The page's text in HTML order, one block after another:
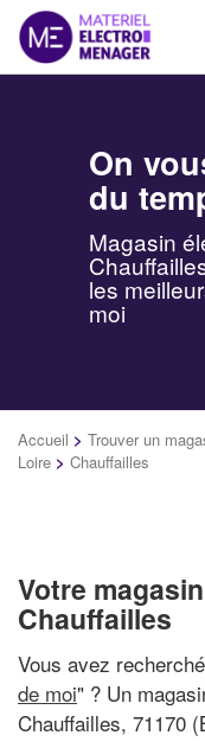
On
du
Magasin
les
moi
Accueil > Trouver un
Loire > Chauffailles
Votre
Chauffailles
Vous avez
de moi" ? Un
Chauffailles, 71170